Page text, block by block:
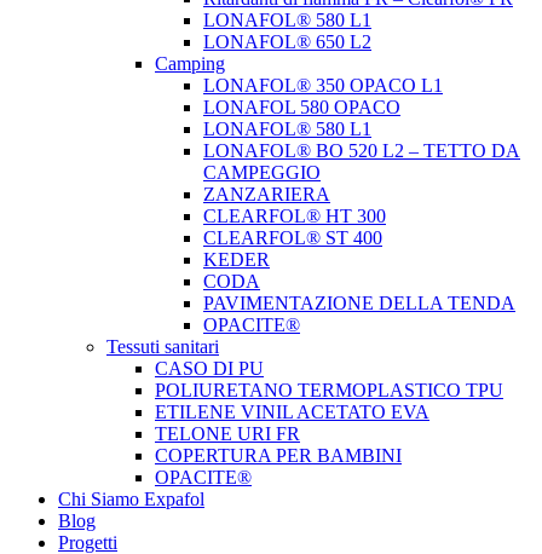
LONAFOL® 580 L1
LONAFOL® 650 L2
Camping
LONAFOL® 350 OPACO L1
LONAFOL 580 OPACO
LONAFOL® 580 L1
LONAFOL® BO 520 L2 – TETTO DA
CAMPEGGIO
ZANZARIERA
CLEARFOL® HT 300
CLEARFOL® ST 400
KEDER
CODA
PAVIMENTAZIONE DELLA TENDA
OPACITE®
Tessuti sanitari
CASO DI PU
POLIURETANO TERMOPLASTICO TPU
ETILENE VINIL ACETATO EVA
TELONE URI FR
COPERTURA PER BAMBINI
OPACITE®
Chi Siamo Expafol
Blog
Progetti